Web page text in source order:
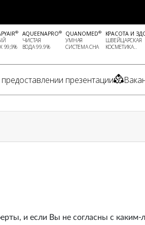
®
99,9%
AQUEENAPRO®
ЧИСТАЯ
ВОДА 99.9%
QUANOMED®
УМНАЯ
СИСТЕМА СНА
КРАСОТА И
ШВЕЙЦАРСКАЯ
КОСМЕТИКА..
презентации
и если Вы не согласны с